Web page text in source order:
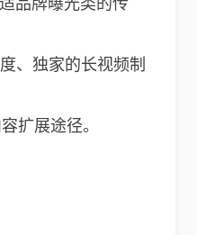
、独家的长视频制
扩展途径。